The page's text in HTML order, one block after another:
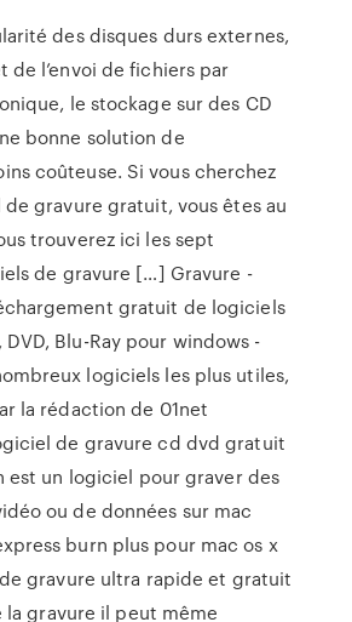
des disques durs externes,
de l’envoi de fichiers par
le stockage sur des CD
bonne solution de
coûteuse. Si vous cherchez
gravure gratuit, vous êtes au
trouverez ici les sept
de gravure […] Gravure -
gratuit de logiciels
Blu-Ray pour windows -
logiciels les plus utiles,
la rédaction de 01net
de gravure cd dvd gratuit
est un logiciel pour graver des
ou de données sur mac
burn plus pour mac os x
gravure ultra rapide et gratuit
la gravure il peut même